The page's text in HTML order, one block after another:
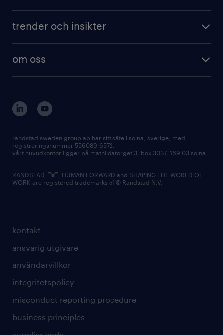
trender och insikter
om oss
kontakt
ansvarig utgivare
användarvillkor
integritetspolicy
misconduct reporting procedure
business principles
randstad sweden group ab har sitt säte i solna, sverige, med
registreringsnummer 556089-6572.
vårt huvudkontor ligger på mathildatorget 3, box 3037, 169 03 solna.
RANDSTAD,
, HUMAN FORWARD and SHAPING THE WORLD OF
WORK are registered trademarks of © Randstad N.V.